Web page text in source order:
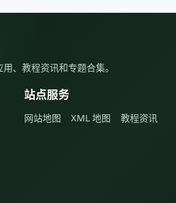
、教程资讯和专题合集。
站点服务
网站地图 XML 地图 教程资讯